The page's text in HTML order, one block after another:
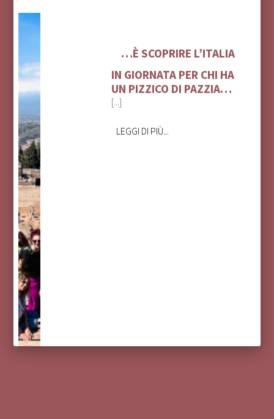
…È SCOPRIRE L’ITALIA
IN GIORNATA PER CHI HA
UN PIZZICO DI PAZZIA…
[...]
LEGGI DI PIÙ...